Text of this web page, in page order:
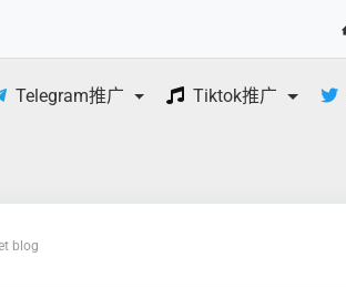
Telegram推广 Tiktok推广
blog